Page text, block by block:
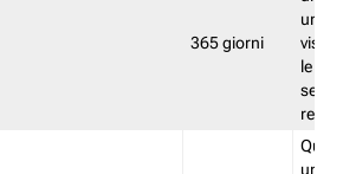
365 giorni
le
un